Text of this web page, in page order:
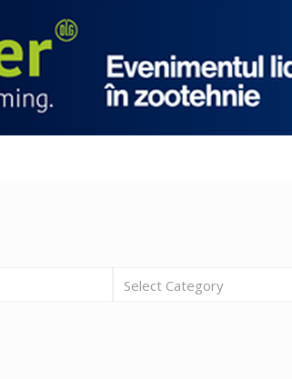
Select Category